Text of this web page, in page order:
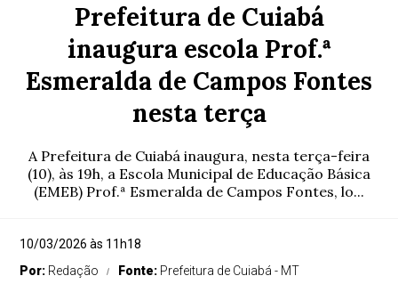
Prefeitura de Cuiabá
inaugura escola Prof.ª
Esmeralda de Campos Fontes
nesta terça
A Prefeitura de Cuiabá inaugura, nesta terça-feira
(10), às 19h, a Escola Municipal de Educação Básica
(EMEB) Prof.ª Esmeralda de Campos Fontes, lo...
10/03/2026 às 11h18
Por: Redação Fonte: Prefeitura de Cuiabá - MT